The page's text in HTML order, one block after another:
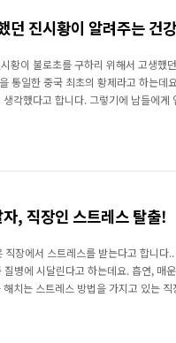
던 진시황이 알려주는 건
황이 불로초를 구하리 위해서 고생했
통일한 중국 최초의 황제라고 하는데
각했다고 합니다. 그렇기에 남들에게
하루 30Kg에 달하는 문서를 확인했다
제는 건강한 노후를 바라며 불로불사
것은 돈과 건강이라고 합니다. 건강
첫번째 황제..
, 직장인 스트레스 탈출!
장에서 스트레스를 받는다고 합니다
병에 시달린다고 하는데요. 흡연, 매
치는 스트레스 방법을 가지고 있는
트레스 트렌드와 한국에서 경험할 수
스 해소 Type을 지금 확인하세요! 김민